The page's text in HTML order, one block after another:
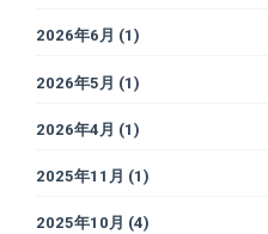
2026年6月 (1)
2026年5月 (1)
2026年4月 (1)
2025年11月 (1)
2025年10月 (4)